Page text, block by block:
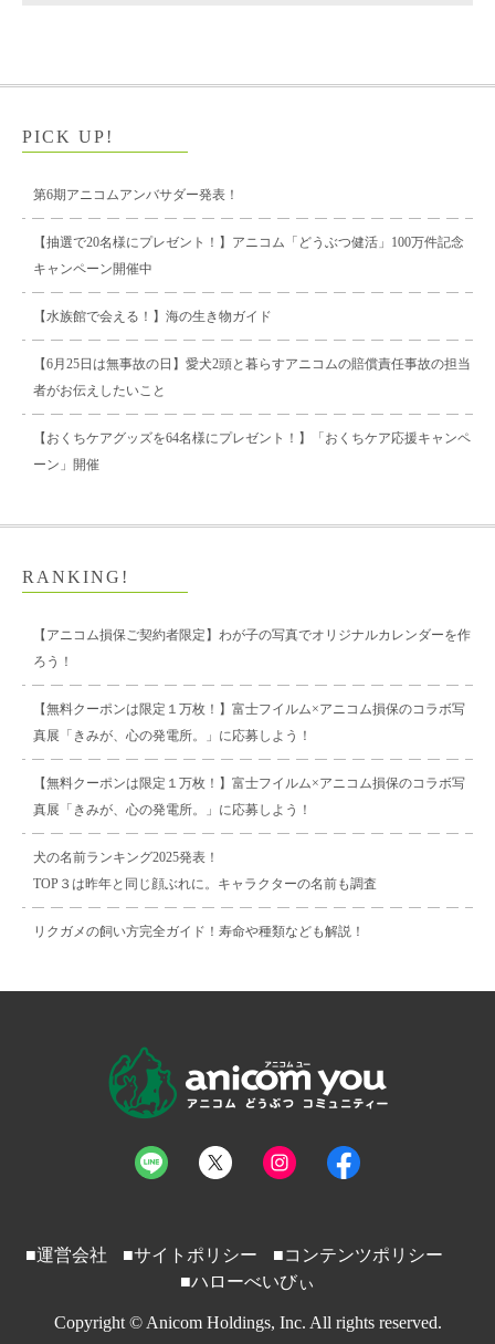
PICK UP!
第6期アニコムアンバサダー発表！
【抽選で20名様にプレゼント！】アニコム「どうぶつ健活」100万件記念
キャンペーン開催中
【水族館で会える！】海の生き物ガイド
【6月25日は無事故の日】愛犬2頭と暮らすアニコムの賠償責任事故の担当
者がお伝えしたいこと
【おくちケアグッズを64名様にプレゼント！】「おくちケア応援キャンペ
ーン」開催
RANKING!
【アニコム損保ご契約者限定】わが子の写真でオリジナルカレンダーを作
ろう！
【無料クーポンは限定１万枚！】富士フイルム×アニコム損保のコラボ写
真展「きみが、心の発電所。」に応募しよう！
【無料クーポンは限定１万枚！】富士フイルム×アニコム損保のコラボ写
真展「きみが、心の発電所。」に応募しよう！
犬の名前ランキング2025発表！
TOP３は昨年と同じ顔ぶれに。キャラクターの名前も調査
リクガメの飼い方完全ガイド！寿命や種類なども解説！
■運営会社 ■サイトポリシー
■コンテンツポリシー
■ハローべいびぃ
Copyright © Anicom Holdings, Inc. All rights reserved.